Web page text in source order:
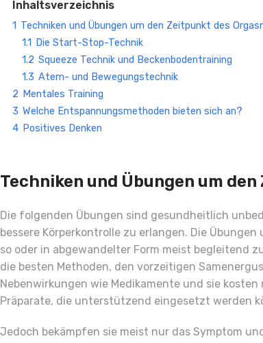
Inhaltsverzeichnis
1 Techniken und Übungen um den Zeitpunkt des
1.1
Die Start-Stop-Technik
1.2 Squeeze Technik und Beckenbodentraining
1.3 Atem- und Bewegungstechnik
2 Mentales Training
3 Welche Entspannungsmethoden bieten sich an?
4 Positives Denken
Techniken und Übungen um
Die folgenden Übungen sind gesundheitlich
bessere Körperkontrolle zu erlangen. Die
so oder in abgewandelter Form meist begleitend
die besten Methoden, den vorzeitigen
Nebenwirkungen wie Medikamente und sie
Präparate, die unterstützend eingesetzt werden
Jedoch bekämpfen sie meist nur das Symptom